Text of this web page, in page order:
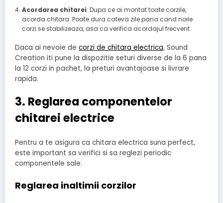
Acordarea chitarei: Dupa ce ai montat toate corzile,
acorda chitara. Poate dura cateva zile pana cand noile
corzi se stabilizeaza, asa ca verifica acordajul frecvent.
Daca ai nevoie de corzi de chitara electrica, Sound
Creation iti pune la dispozitie seturi diverse de la 6 pana
la 12 corzi in pachet, la preturi avantajoase si livrare
rapida.
3. Reglarea componentelor
chitarei electrice
Pentru a te asigura ca chitara electrica suna perfect,
este important sa verifici si sa reglezi periodic
componentele sale.
Reglarea inaltimii corzilor